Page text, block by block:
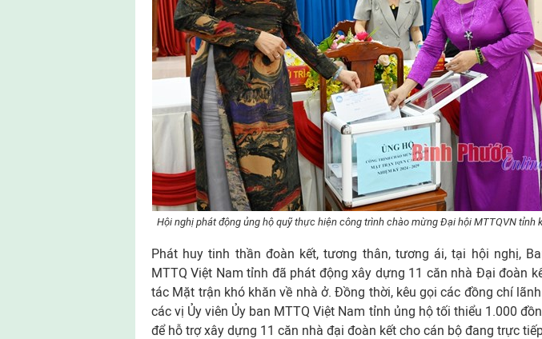
Hội nghị phát động ủng hộ quỹ thực hiện công trình chào mừng Đại hội MTTQVN tỉnh
Phát huy tinh thần đoàn kết, tương thân, tương ái, tại hội nghị,
MTTQ Việt Nam tỉnh đã phát động xây dựng 11 căn nhà Đại đoàn
tác Mặt trận khó khăn về nhà ở. Đồng thời, kêu gọi các đồng chí
các vị Ủy viên Ủy ban MTTQ Việt Nam tỉnh ủng hộ tối thiểu 1.000
để hỗ trợ xây dựng 11 căn nhà đại đoàn kết cho cán bộ đang trực